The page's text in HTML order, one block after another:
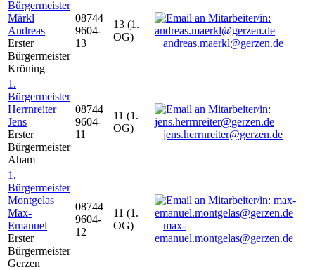
Bürgermeister
Märkl
Andreas
Erster
Bürgermeister
Kröning
08744
9604-
13
13 (1.
OG)
andreas.maerkl@gerzen.de
1.
Bürgermeister
Herrnreiter
Jens
Erster
Bürgermeister
Aham
08744
9604-
11
11 (1.
OG)
jens.herrnreiter@gerzen.de
1.
Bürgermeister
Montgelas
Max-
Emanuel
Erster
Bürgermeister
Gerzen
08744
9604-
12
11 (1.
OG)
max-
emanuel.montgelas@gerzen.de